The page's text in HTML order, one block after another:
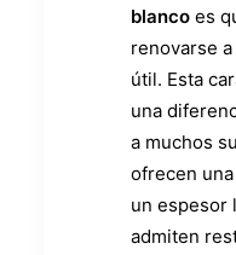
blanco es
renovarse
útil. Esta
una
a muchos
ofrecen
un espesor
admiten